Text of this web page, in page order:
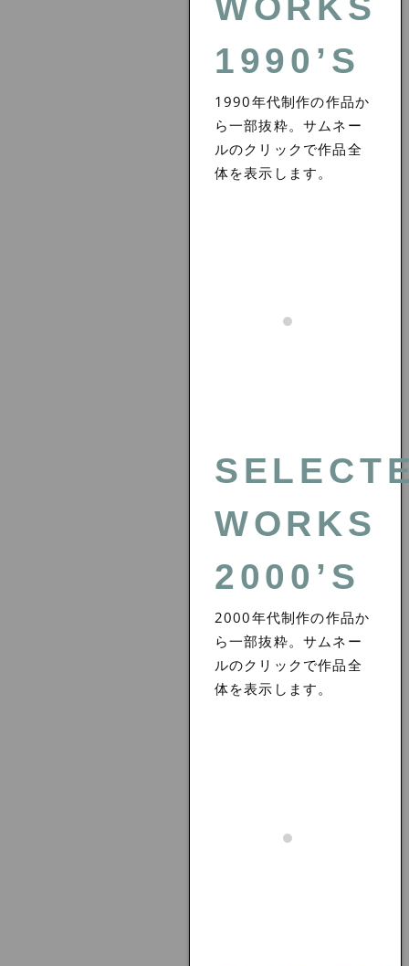
1990’S
1990年代制作の作品か
ら一部抜粋。サムネー
ルのクリックで作品全
体を表示します。
WORKS
2000’S
2000年代制作の作品か
ら一部抜粋。サムネー
ルのクリックで作品全
体を表示します。